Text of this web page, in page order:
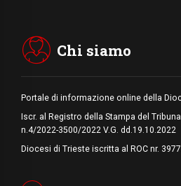
Medio Oriente
Chi siamo
Portale di informazione online della
Iscr. al Registro della Stampa del
n.4/2022-3500/2022 V.G. dd.19.10.2022
Diocesi di Trieste iscritta al ROC nr.